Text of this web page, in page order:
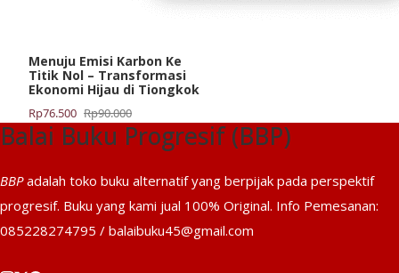
Menuju Emisi Karbon Ke
Titik Nol – Transformasi
Ekonomi Hijau di Tiongkok
Rp90.000
Harga
aslinya
adalah:
Rp76.500
Harga
saat
ini
Rp76.500.
Balai Buku Progresif (BBP)
BBPadalah toko buku alternatif yang berpijak pada perspektif
progresif. Buku yang kami jual 100% Original. Info Pemesanan:
085228274795 / balaibuku45@gmail.com